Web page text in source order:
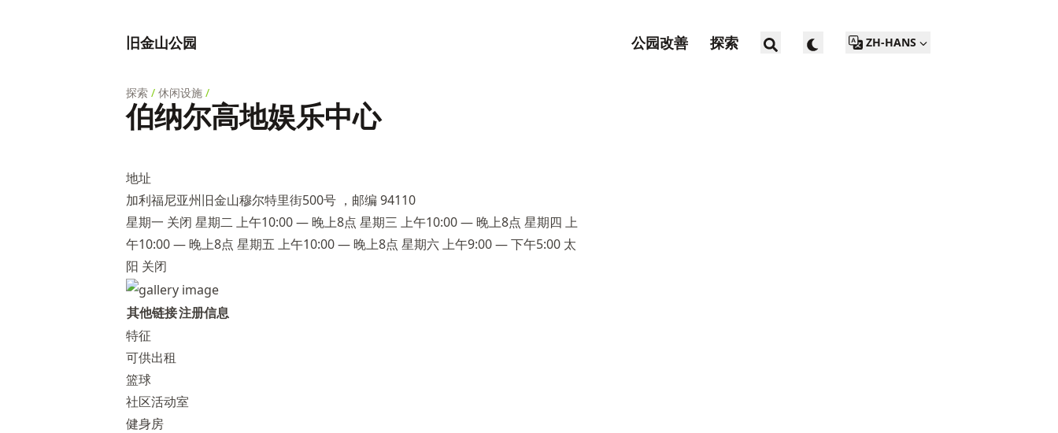
旧金山公园 公园改善 探索 ZH-HANS
探索 / 休闲设施 /
伯纳尔高地娱乐中心
地址
加利福尼亚州旧金山穆尔特里街500号 ，邮编 94110
星期一 关闭 星期二 上午10:00 — 晚上8点 星期三 上午10:00 — 晚上8点 星期四 上
午10:00 — 晚上8点 星期五 上午10:00 — 晚上8点 星期六 上午9:00 — 下午5:00 太
阳 关闭
其他链接注册信息
特征
可供出租
篮球
社区活动室
健身房